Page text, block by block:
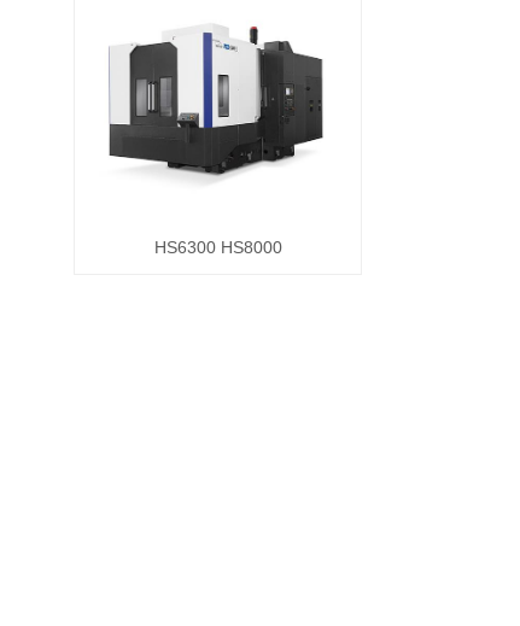
HS6300 HS8000